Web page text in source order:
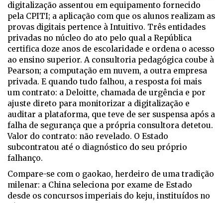
digitalização assentou em equipamento fornecido
pela CPITI; a aplicação com que os alunos realizam as
provas digitais pertence à Intuitivo. Três entidades
privadas no núcleo do ato pelo qual a República
certifica doze anos de escolaridade e ordena o acesso
ao ensino superior. A consultoria pedagógica coube à
Pearson; a computação em nuvem, a outra empresa
privada. E quando tudo falhou, a resposta foi mais
um contrato: a Deloitte, chamada de urgência e por
ajuste direto para monitorizar a digitalização e
auditar a plataforma, que teve de ser suspensa após a
falha de segurança que a própria consultora detetou.
Valor do contrato: não revelado. O Estado
subcontratou até o diagnóstico do seu próprio
falhanço.
Compare-se com o gaokao, herdeiro de uma tradição
milenar: a China seleciona por exame de Estado
desde os concursos imperiais do keju, instituídos no